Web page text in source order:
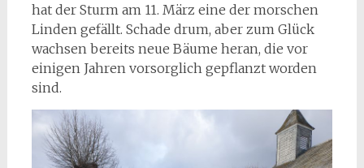
hat der Sturm am 11. März eine der morschen
Linden gefällt. Schade drum, aber zum Glück
wachsen bereits neue Bäume heran, die vor
einigen Jahren vorsorglich gepflanzt worden
sind.